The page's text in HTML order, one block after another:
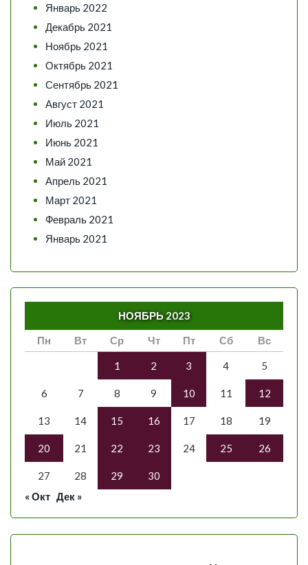
Январь 2022
Декабрь 2021
Ноябрь 2021
Октябрь 2021
Сентябрь 2021
Август 2021
Июль 2021
Июнь 2021
Май 2021
Апрель 2021
Март 2021
Февраль 2021
Январь 2021
НОЯБРЬ 2023
Пн
Вт Ср Чт Пт Сб Вс
1 2 3 4 5
6 7 8 9 10 11 12
13 14 15 16 17 18 19
20 21 22 23 24 25 26
27 28 29
30
« Окт Дек »